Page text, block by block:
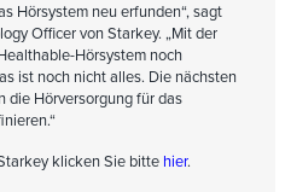
Hörsystem neu erfunden“, sagt
Officer von Starkey. „Mit der
Hörsystem noch
ist noch nicht alles. Die nächsten
die Hörversorgung für das
klicken Sie bitte hier.